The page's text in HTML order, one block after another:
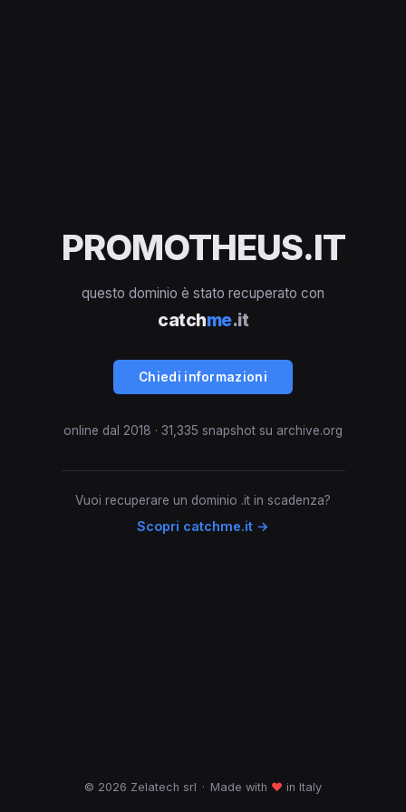
PROMOTHEUS.IT
questo dominio è stato recuperato con
catchme.it
Chiedi informazioni
online dal 2018 · 31,335 snapshot su archive.org
Vuoi recuperare un dominio .it in scadenza?
Scopri catchme.it →
© 2026 Zelatech srl · Made with ♥ in Italy